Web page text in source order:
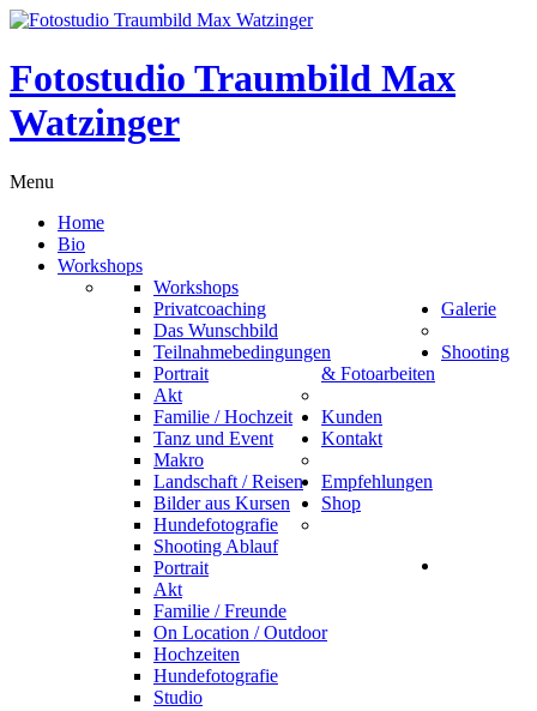
Fotostudio Traumbild Max
Watzinger
Menu
Home
Bio
Workshops
Workshops
Privatcoaching
Das Wunschbild
Teilnahmebedingungen
Galerie
Portrait
Akt
Familie / Hochzeit
Tanz und Event
Makro
Landschaft / Reisen
Bilder aus Kursen
Hundefotografie
Shooting
& Fotoarbeiten
Shooting Ablauf
Portrait
Akt
Familie / Freunde
On Location / Outdoor
Hochzeiten
Hundefotografie
Studio
Kunden
Kontakt
Empfehlungen
Shop